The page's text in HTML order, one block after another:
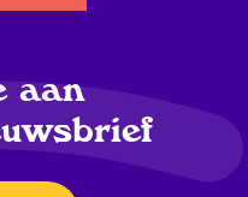
aan